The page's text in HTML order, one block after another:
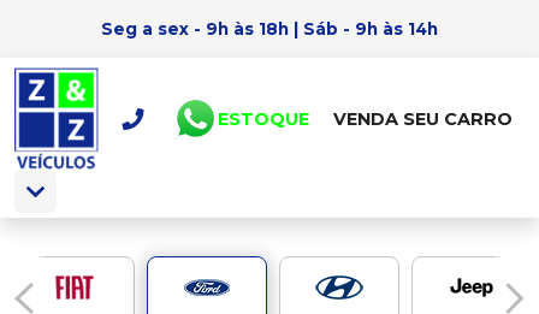
Seg a sex - 9h às 18h | Sáb - 9h às 14h
ESTOQUE VENDA SEU CARRO